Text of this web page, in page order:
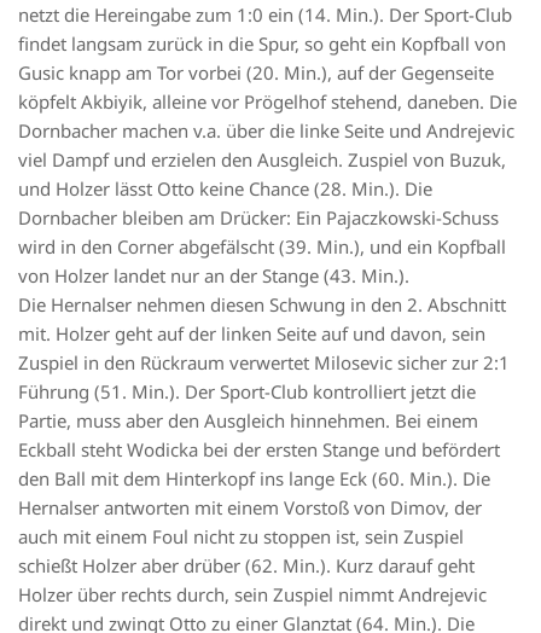
netzt die Hereingabe zum 1:0 ein (14. Min.). Der Sport-Club
findet langsam zurück in die Spur, so geht ein Kopfball von
Gusic knapp am Tor vorbei (20. Min.), auf der Gegenseite
köpfelt Akbiyik, alleine vor Prögelhof stehend, daneben. Die
Dornbacher machen v.a. über die linke Seite und Andrejevic
viel Dampf und erzielen den Ausgleich. Zuspiel von Buzuk,
und Holzer lässt Otto keine Chance (28. Min.). Die
Dornbacher bleiben am Drücker: Ein Pajaczkowski-Schuss
wird in den Corner abgefälscht (39. Min.), und ein Kopfball
von Holzer landet nur an der Stange (43. Min.).
Die Hernalser nehmen diesen Schwung in den 2. Abschnitt
mit. Holzer geht auf der linken Seite auf und davon, sein
Zuspiel in den Rückraum verwertet Milosevic sicher zur 2:1
Führung (51. Min.). Der Sport-Club kontrolliert jetzt die
Partie, muss aber den Ausgleich hinnehmen. Bei einem
Eckball steht Wodicka bei der ersten Stange und befördert
den Ball mit dem Hinterkopf ins lange Eck (60. Min.). Die
Hernalser antworten mit einem Vorstoß von Dimov, der
auch mit einem Foul nicht zu stoppen ist, sein Zuspiel
schießt Holzer aber drüber (62. Min.). Kurz darauf geht
Holzer über rechts durch, sein Zuspiel nimmt Andrejevic
direkt und zwingt Otto zu einer Glanztat (64. Min.). Die